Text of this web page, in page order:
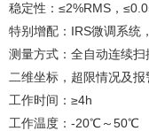
稳定性：≤2%RMS，
特别增配：IRS微调系统
测量方式：全自动连续
二维坐标，超限情况及
工作时间：≥4h
工作温度：-20℃～50℃